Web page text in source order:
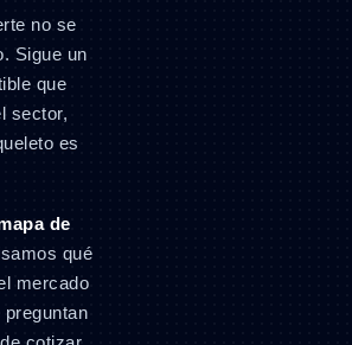
no se
Sigue un
que
sector,
es
de
qué
mercado